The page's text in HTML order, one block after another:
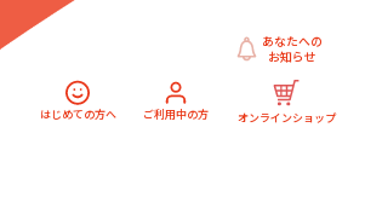
はじめての方へ ご利用中の方 オンラインショップ
あなたへの
お知らせ